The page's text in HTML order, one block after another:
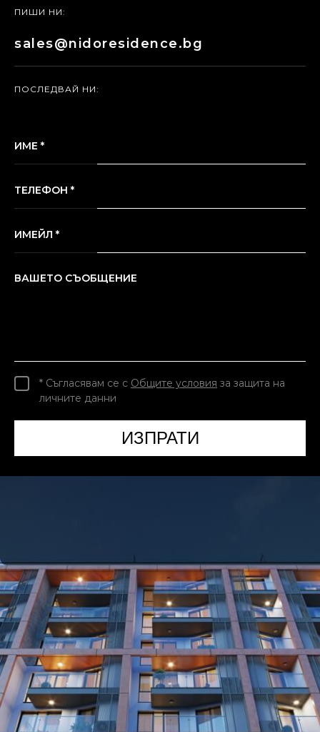
ПИШИ НИ:
sales@nidoresidence.bg
ПОСЛЕДВАЙ НИ:
ИМЕ *
ТЕЛЕФОН *
ИМЕЙЛ *
ВАШЕТО СЪОБЩЕНИЕ
* Съгласявам се с Общите условия за защита на
личните данни